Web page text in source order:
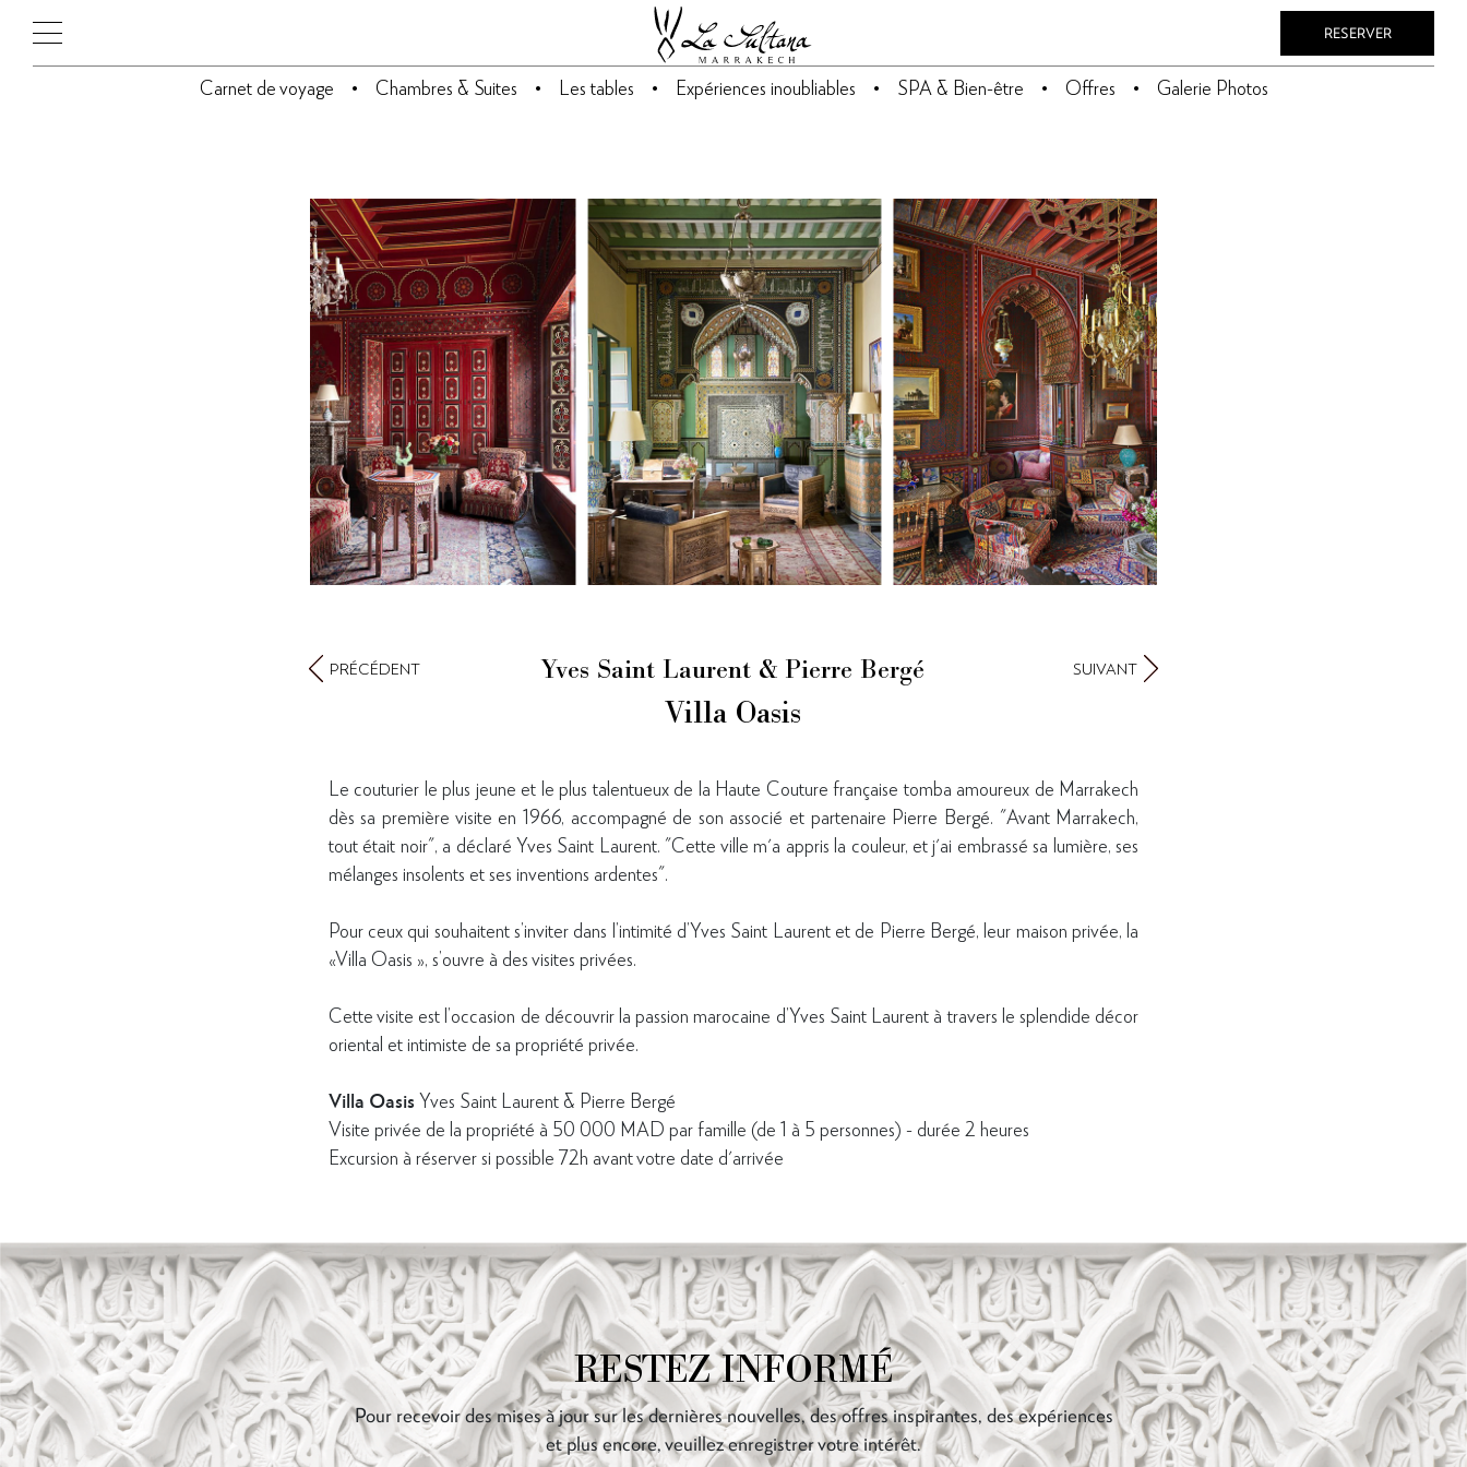
RESERVER
Carnet de voyage Chambres & Suites Les tables Expériences inoubliables SPA & Bien-être Offres Galerie Photos
Yves Saint Laurent & Pierre Bergé
Villa Oasis
PRÉCÉDENT SUIVANT
Le couturier le plus jeune et le plus talentueux de la Haute Couture française tomba amoureux de Marrakech
dès sa première visite en 1966, accompagné de son associé et partenaire Pierre Bergé. "Avant Marrakech,
tout était noir", a déclaré Yves Saint Laurent. "Cette ville m'a appris la couleur, et j'ai embrassé sa lumière, ses
mélanges insolents et ses inventions ardentes".
Pour ceux qui souhaitent s’inviter dans l’intimité d’Yves Saint Laurent et de Pierre Bergé, leur maison privée, la
«Villa Oasis », s’ouvre à des visites privées.
Cette visite est l’occasion de découvrir la passion marocaine d’Yves Saint Laurent à travers le splendide décor
oriental et intimiste de sa propriété privée.
Villa Oasis Yves Saint Laurent & Pierre Bergé
Visite privée de la propriété à 50 000 MAD par famille (de 1 à 5 personnes) - durée 2 heures
Excursion à réserver si possible 72h avant votre date d'arrivée
RESTEZ INFORMÉ
Pour recevoir des mises à jour sur les dernières nouvelles, des offres inspirantes, des expériences
et plus encore, veuillez enregistrer votre intérêt.